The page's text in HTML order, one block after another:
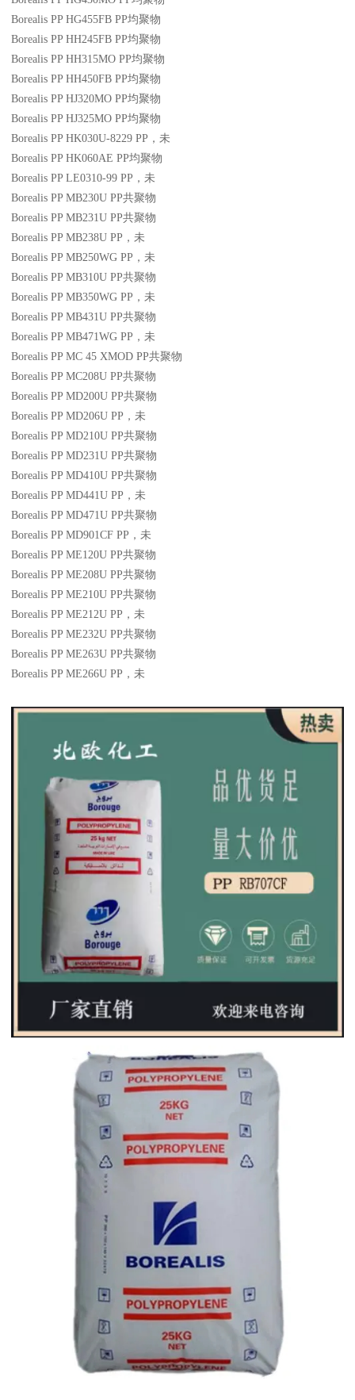
Borealis PP HG455FB PP均聚物
Borealis PP HH245FB PP均聚物
Borealis PP HH315MO PP均聚物
Borealis PP HH450FB PP均聚物
Borealis PP HJ320MO PP均聚物
Borealis PP HJ325MO PP均聚物
Borealis PP HK030U-8229 PP ，未
Borealis PP HK060AE PP均聚物
Borealis PP LE0310-99 PP ，未
Borealis PP MB230U PP共聚物
Borealis PP MB231U PP共聚物
Borealis PP MB238U PP ，未
Borealis PP MB250WG PP ，未
Borealis PP MB310U PP共聚物
Borealis PP MB350WG PP ，未
Borealis PP MB431U PP共聚物
Borealis PP MB471WG PP ，未
Borealis PP MC 45 XMOD PP共聚物
Borealis PP MC208U PP共聚物
Borealis PP MD200U PP共聚物
Borealis PP MD206U PP ，未
Borealis PP MD210U PP共聚物
Borealis PP MD231U PP共聚物
Borealis PP MD410U PP共聚物
Borealis PP MD441U PP ，未
Borealis PP MD471U PP共聚物
Borealis PP MD901CF PP ，未
Borealis PP ME120U PP共聚物
Borealis PP ME208U PP共聚物
Borealis PP ME210U PP共聚物
Borealis PP ME212U PP ，未
Borealis PP ME232U PP共聚物
Borealis PP ME263U PP共聚物
Borealis PP ME266U PP ，未